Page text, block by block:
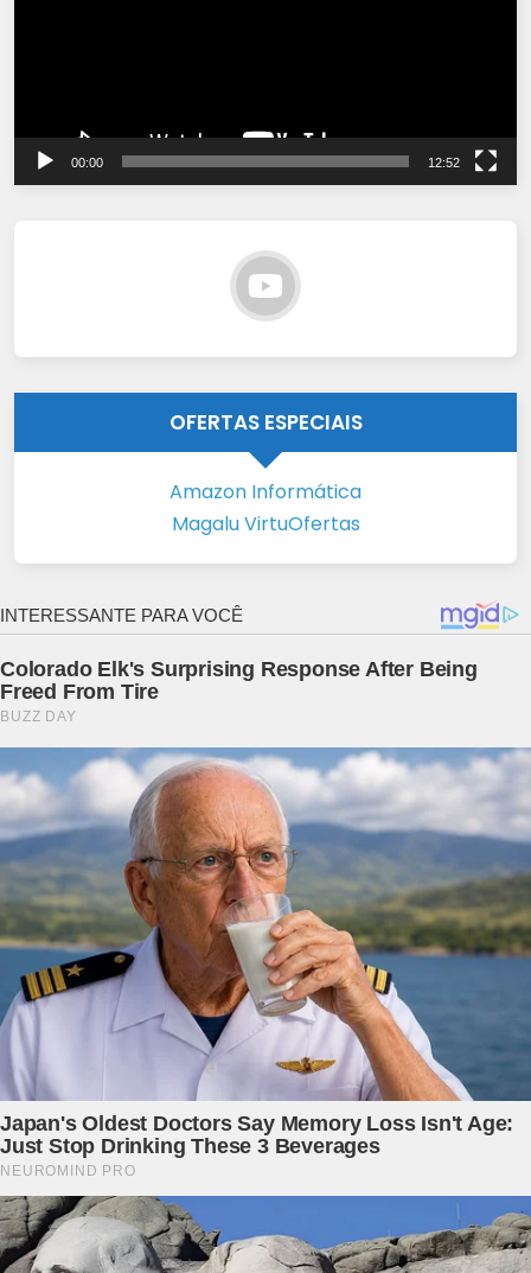
00:00 12:52
OFERTAS ESPECIAIS
Amazon Informática
Magalu VirtuOfertas